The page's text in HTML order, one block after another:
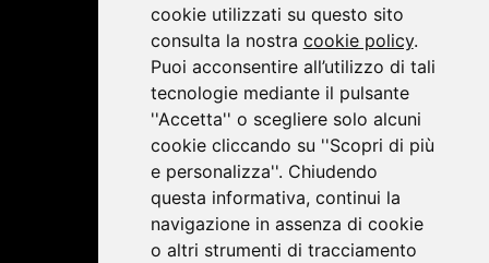
cookie utilizzati su questo sito
consulta la nostra cookie policy.
Puoi acconsentire all’utilizzo di tali
tecnologie mediante il pulsante
''Accetta'' o scegliere solo alcuni
cookie cliccando su ''Scopri di più
e personalizza''. Chiudendo
questa informativa, continui la
navigazione in assenza di cookie
o altri strumenti di tracciamento